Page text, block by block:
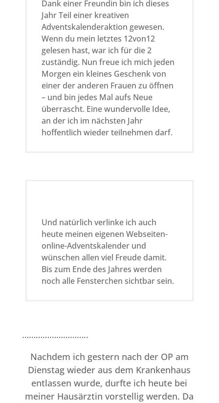
Dank einer Freundin bin ich dieses
Jahr Teil einer kreativen
Adventskalenderaktion gewesen.
Wenn du mein letztes 12von12
gelesen hast, war ich für die 2
zuständig. Nun freue ich mich jeden
Morgen ein kleines Geschenk von
einer der anderen Frauen zu öffnen
– und bin jedes Mal aufs Neue
überrascht. Eine wundervolle Idee,
an der ich im nächsten Jahr
hoffentlich wieder teilnehmen darf.
Und natürlich verlinke ich auch
heute meinen eigenen Webseiten-
online-Adventskalender und
wünschen allen viel Freude damit.
Bis zum Ende des Jahres werden
noch alle Fensterchen sichtbar sein.
………………………..
Nachdem ich gestern nach der OP am
Dienstag wieder aus dem Krankenhaus
entlassen wurde, durfte ich heute bei
meiner Hausärztin vorstellig werden. Da